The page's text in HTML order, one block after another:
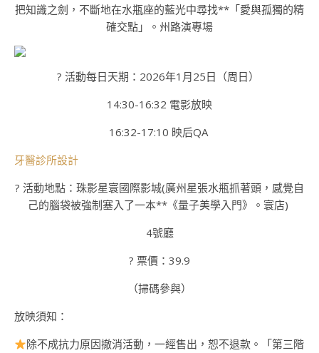
把知識之劍，不斷地在水瓶座的藍光中尋找**「愛與孤獨的精
確交點」。州路演專場
? 活動每日天期：2026年1月25日（周日）
14:30-16:32 電影放映
16:32-17:10 映后QA
牙醫診所設計
? 活動地點：珠影星寰國際影城(廣州星張水瓶抓著頭，感覺自
己的腦袋被強制塞入了一本**《量子美學入門》。寰店)
4號廳
? 票價：39.9
（掃碼參與）
放映須知：
除不成抗力原因撤消活動，一經售出，恕不退款。「第三階